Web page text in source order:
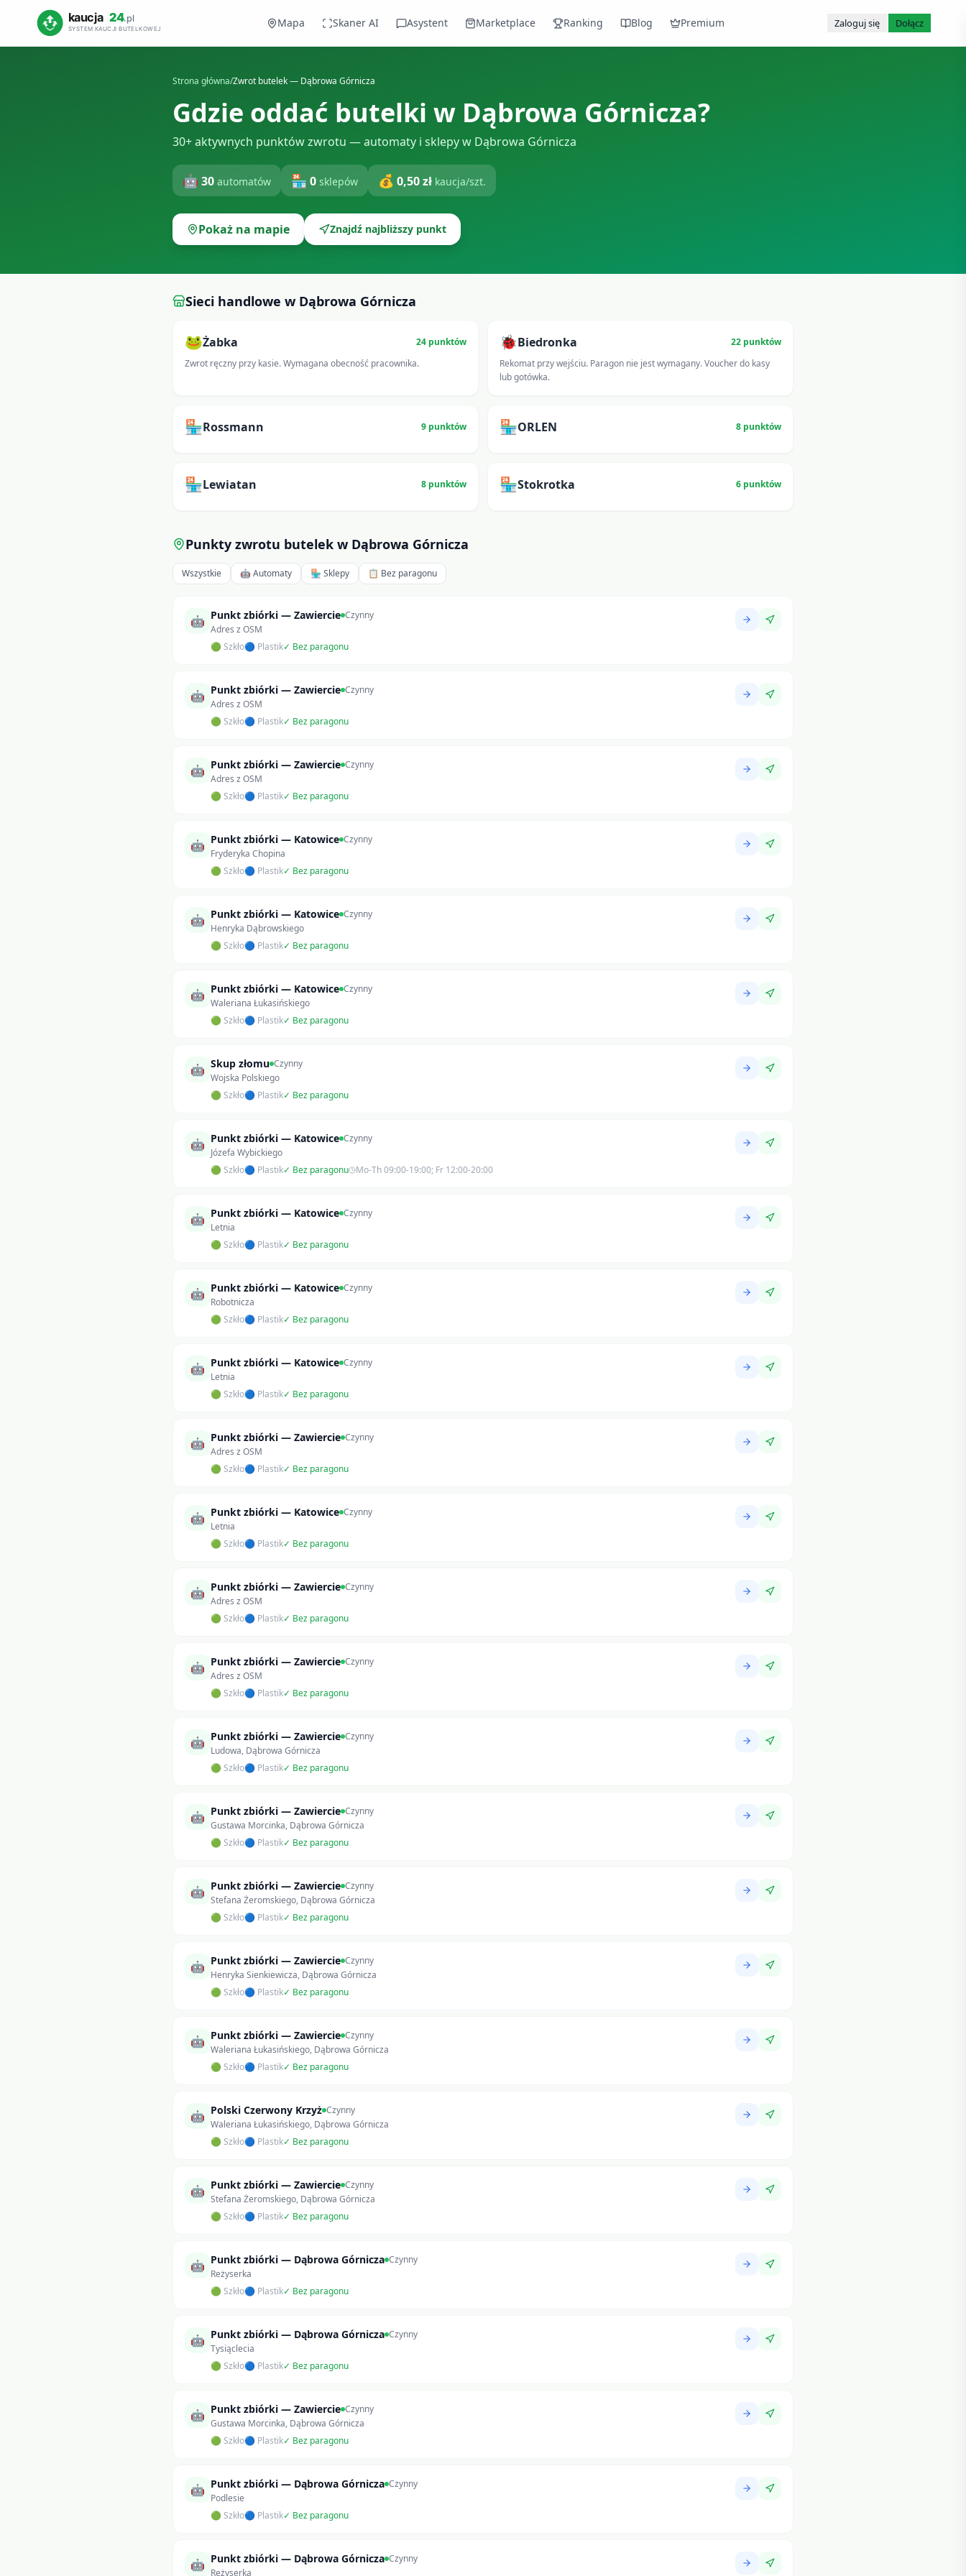
Mapa Skaner AI Asystent Marketplace Ranking Blog Premium Zaloguj się Dołącz
Strona główna/Zwrot butelek — Dąbrowa Górnicza
Gdzie oddać butelki w Dąbrowa Górnicza?
30+ aktywnych punktów zwrotu — automaty i sklepy w Dąbrowa Górnicza
🤖 30 automatów 🏪 0 sklepów 💰 0,50 zł kaucja/szt.
Pokaż na mapie Znajdź najbliższy punkt
Sieci handlowe w Dąbrowa Górnicza
🐸Żabka 24 punktów
Zwrot ręczny przy kasie. Wymagana obecność pracownika.
🐞Biedronka 22 punktów
Rekomat przy wejściu. Paragon nie jest wymagany. Voucher do kasy
lub gotówka.
🏪Rossmann 9 punktów 🏪ORLEN 8 punktów
🏪Lewiatan 8 punktów 🏪Stokrotka 6 punktów
Punkty zwrotu butelek w Dąbrowa Górnicza
Wszystkie 🤖 Automaty 🏪 Sklepy 📋 Bez paragonu
🤖 Punkt zbiórki — Zawiercie Czynny
Adres z OSM
🟢 Szkło🔵 Plastik✓ Bez paragonu
🤖 Punkt zbiórki — Zawiercie Czynny
Adres z OSM
🟢 Szkło🔵 Plastik✓ Bez paragonu
🤖 Punkt zbiórki — Zawiercie Czynny
Adres z OSM
🟢 Szkło🔵 Plastik✓ Bez paragonu
🤖 Punkt zbiórki — Katowice Czynny
Fryderyka Chopina
🟢 Szkło🔵 Plastik✓ Bez paragonu
🤖 Punkt zbiórki — Katowice Czynny
Henryka Dąbrowskiego
🟢 Szkło🔵 Plastik✓ Bez paragonu
🤖 Punkt zbiórki — Katowice Czynny
Waleriana Łukasińskiego
🟢 Szkło🔵 Plastik✓ Bez paragonu
🤖 Skup złomu Czynny
Wojska Polskiego
🟢 Szkło🔵 Plastik✓ Bez paragonu
🤖 Punkt zbiórki — Katowice Czynny
Józefa Wybickiego
🟢 Szkło🔵 Plastik✓ Bez paragonu Mo-Th 09:00-19:00; Fr 12:00-20:00
🤖 Punkt zbiórki — Katowice Czynny
Letnia
🟢 Szkło🔵 Plastik✓ Bez paragonu
🤖 Punkt zbiórki — Katowice Czynny
Robotnicza
🟢 Szkło🔵 Plastik✓ Bez paragonu
🤖 Punkt zbiórki — Katowice Czynny
Letnia
🟢 Szkło🔵 Plastik✓ Bez paragonu
🤖 Punkt zbiórki — Zawiercie Czynny
Adres z OSM
🟢 Szkło🔵 Plastik✓ Bez paragonu
🤖 Punkt zbiórki — Katowice Czynny
Letnia
🟢 Szkło🔵 Plastik✓ Bez paragonu
🤖 Punkt zbiórki — Zawiercie Czynny
Adres z OSM
🟢 Szkło🔵 Plastik✓ Bez paragonu
🤖 Punkt zbiórki — Zawiercie Czynny
Adres z OSM
🟢 Szkło🔵 Plastik✓ Bez paragonu
🤖 Punkt zbiórki — Zawiercie Czynny
Ludowa, Dąbrowa Górnicza
🟢 Szkło🔵 Plastik✓ Bez paragonu
🤖 Punkt zbiórki — Zawiercie Czynny
Gustawa Morcinka, Dąbrowa Górnicza
🟢 Szkło🔵 Plastik✓ Bez paragonu
🤖 Punkt zbiórki — Zawiercie Czynny
Stefana Żeromskiego, Dąbrowa Górnicza
🟢 Szkło🔵 Plastik✓ Bez paragonu
🤖 Punkt zbiórki — Zawiercie Czynny
Henryka Sienkiewicza, Dąbrowa Górnicza
🟢 Szkło🔵 Plastik✓ Bez paragonu
🤖 Punkt zbiórki — Zawiercie Czynny
Waleriana Łukasińskiego, Dąbrowa Górnicza
🟢 Szkło🔵 Plastik✓ Bez paragonu
🤖 Polski Czerwony Krzyż Czynny
Waleriana Łukasińskiego, Dąbrowa Górnicza
🟢 Szkło🔵 Plastik✓ Bez paragonu
🤖 Punkt zbiórki — Zawiercie Czynny
Stefana Żeromskiego, Dąbrowa Górnicza
🟢 Szkło🔵 Plastik✓ Bez paragonu
🤖 Punkt zbiórki — Dąbrowa Górnicza Czynny
Reżyserka
🟢 Szkło🔵 Plastik✓ Bez paragonu
🤖 Punkt zbiórki — Dąbrowa Górnicza Czynny
Tysiąclecia
🟢 Szkło🔵 Plastik✓ Bez paragonu
🤖 Punkt zbiórki — Zawiercie Czynny
Gustawa Morcinka, Dąbrowa Górnicza
🟢 Szkło🔵 Plastik✓ Bez paragonu
🤖 Punkt zbiórki — Dąbrowa Górnicza Czynny
Podlesie
🟢 Szkło🔵 Plastik✓ Bez paragonu
🤖 Punkt zbiórki — Dąbrowa Górnicza Czynny
Reżyserka